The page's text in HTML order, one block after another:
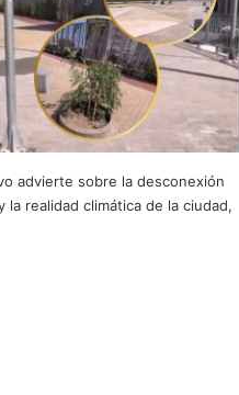
advierte sobre la desconexión
realidad climática de la ciudad,